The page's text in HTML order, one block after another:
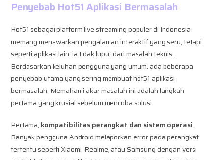
Penyebab Hot51 Aplikasi Bermasalah
Hot51 sebagai platform live streaming populer di Indonesia
memang menawarkan pengalaman interaktif yang seru, tetapi
seperti aplikasi lain, ia tidak luput dari masalah teknis.
Berdasarkan keluhan pengguna yang umum, ada beberapa
penyebab utama yang sering membuat hot51 aplikasi
bermasalah. Memahami akar masalah ini adalah langkah
pertama yang krusial sebelum mencoba solusi.
Pertama, kompatibilitas perangkat dan sistem operasi.
Banyak pengguna Android melaporkan error pada perangkat
tertentu seperti Xiaomi, Realme, atau Samsung dengan versi